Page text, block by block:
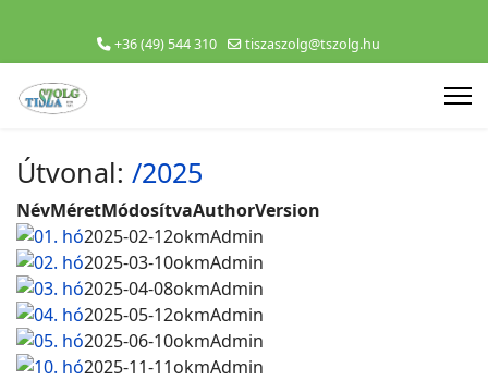
+36 (49) 544 310 tiszaszolg@tszolg.hu
Útvonal: /2025
NévMéretMódosítvaAuthorVersion
01. hó2025-02-12okmAdmin
02. hó2025-03-10okmAdmin
03. hó2025-04-08okmAdmin
04. hó2025-05-12okmAdmin
05. hó2025-06-10okmAdmin
10. hó2025-11-11okmAdmin